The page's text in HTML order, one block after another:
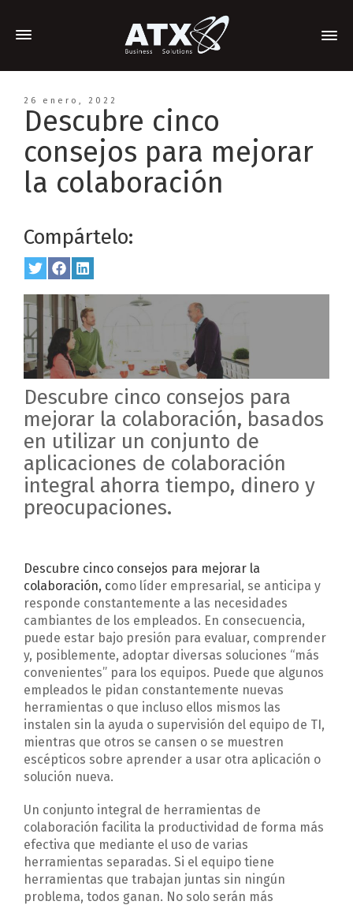
26 enero, 2022
Descubre cinco
consejos para mejorar
la colaboración
Compártelo:
Share
Twitter
Share
Facebook
Share
LinkedIn
Descubre cinco consejos para
mejorar la colaboración, basados
en utilizar un conjunto de
aplicaciones de colaboración
integral ahorra tiempo, dinero y
preocupaciones.
Descubre cinco consejos para mejorar la
colaboración, como líder empresarial, se anticipa y
responde constantemente a las necesidades
cambiantes de los empleados. En consecuencia,
puede estar bajo presión para evaluar, comprender
y, posiblemente, adoptar diversas soluciones “más
convenientes” para los equipos. Puede que algunos
empleados le pidan constantemente nuevas
herramientas o que incluso ellos mismos las
instalen sin la ayuda o supervisión del equipo de TI,
mientras que otros se cansen o se muestren
escépticos sobre aprender a usar otra aplicación o
solución nueva.
Un conjunto integral de herramientas de
colaboración facilita la productividad de forma más
efectiva que mediante el uso de varias
herramientas separadas. Si el equipo tiene
herramientas que trabajan juntas sin ningún
problema, todos ganan. No solo serán más